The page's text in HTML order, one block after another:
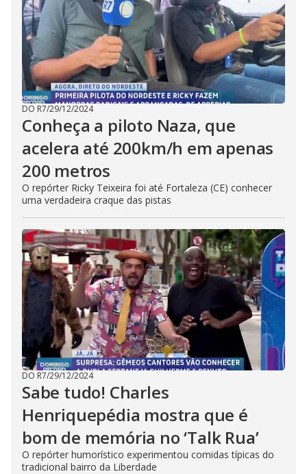
DO R7/29/12/2024
Conheça a piloto Naza, que
acelera até 200km/h em apenas
200 metros
O repórter Ricky Teixeira foi até Fortaleza (CE) conhecer
uma verdadeira craque das pistas
DO R7/29/12/2024
Sabe tudo! Charles
Henriquepédia mostra que é
bom de memória no ‘Talk Rua’
O repórter humorístico experimentou comidas típicas do
tradicional bairro da Liberdade